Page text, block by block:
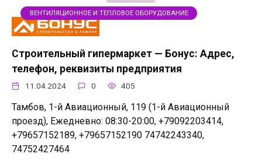
ВЕНТИЛЯЦИОННОЕ И ТЕПЛОВОЕ ОБОРУДОВАНИЕ
Строительный гипермаркет — Бонус: Адрес,
телефон, реквизиты предприятия
11.04.2024 0 405
Тамбов, 1-й Авиационный, 119 (1-й Авиационный
проезд), Ежедневно: 08:30-20:00, +79092203414,
+79657152189, +79657152190 74742243340,
74752427464